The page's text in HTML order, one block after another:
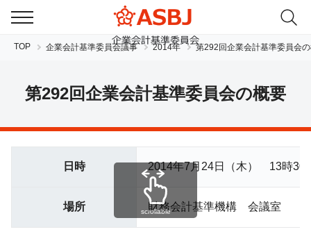
TOP 企業会計基準委員会議事 2014年 第292回企業会計基準委員会
第292回企業会計基準委員会の概要
日時 2014年7月24日（木） 13時30
場所 財務会計基準機構 会議室
scrollable